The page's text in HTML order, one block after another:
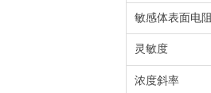
敏感体表面电阻
灵敏度
浓度斜率